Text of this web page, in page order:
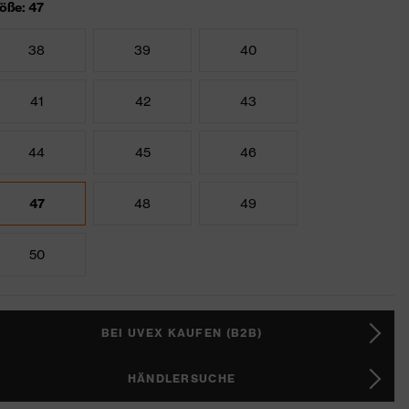
47
38 39 40
41 42 43
44 45 46
47 48 49
50
BEI UVEX KAUFEN (B2B)
HÄNDLERSUCHE